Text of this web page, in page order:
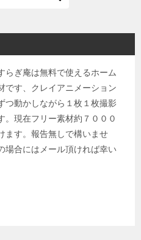
らぎ庵は無料で使えるホーム
です、クレイアニメーション
つ動かしながら１枚１枚撮影
。現在フリー素材約７０００
ます。報告無しで構いませ
場合にはメール頂ければ幸い